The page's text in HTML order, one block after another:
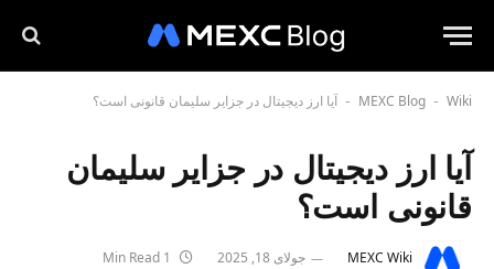
MEXC Blog - Wiki
- آیا ارز دیجیتال در جزایر سلیمان قانونی است؟
آیا ارز دیجیتال در جزایر سلیمان
قانونی است؟
MEXC Wiki جولای 18, 2025